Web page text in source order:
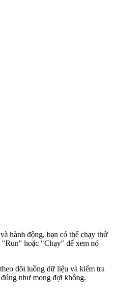
hành động, bạn có thể chạy thử
"Run" hoặc "Chạy" để xem nó
dõi luồng dữ liệu và kiểm tra
như mong đợi không.